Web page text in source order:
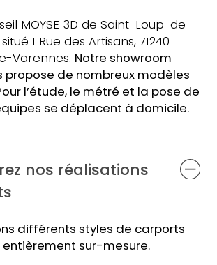
MOYSE 3D de Saint-Loup-de-
1 Rue des Artisans, 71240
Varennes. Notre showroom
propose de nombreux modèles
l’étude, le métré et la pose de
se déplacent à domicile.
nos réalisations
différents styles de carports
entièrement sur-mesure.